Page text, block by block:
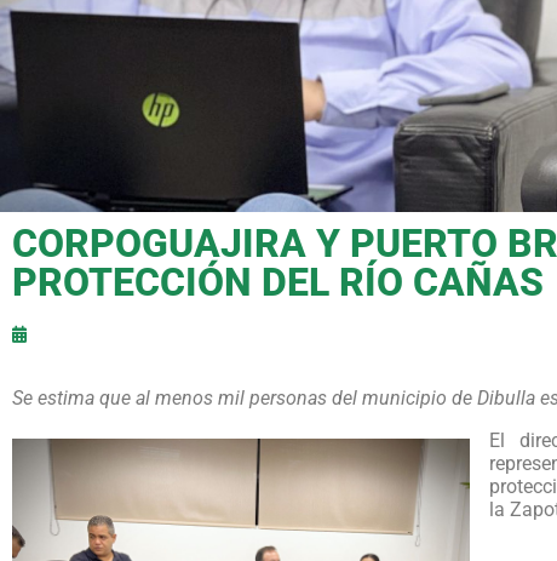
CORPOGUAJIRA Y PUERTO
PROTECCIÓN DEL RÍO CAÑAS
Se estima que al menos mil personas del municipio de Dibulla
El
la